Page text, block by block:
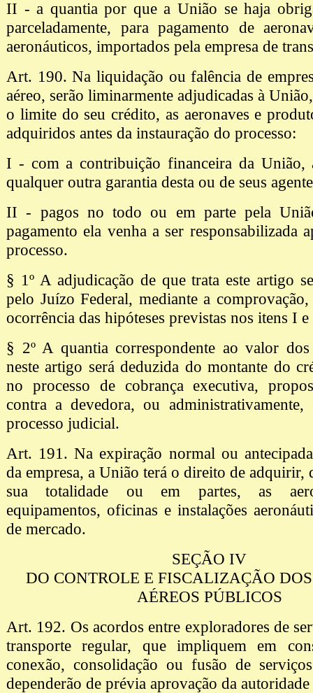
II - a quantia por que a União se haja
parceladamente, para pagamento de
aeronáuticos, importados pela empresa de
Art. 190. Na liquidação ou falência de
aéreo, serão liminarmente adjudicadas à
o limite do seu crédito, as aeronaves e
adquiridos antes da instauração do processo:
I - com a contribuição financeira da União,
qualquer outra garantia desta ou de seus
II - pagos no todo ou em parte pela
pagamento ela venha a ser responsabilizada
processo.
§ 1º A adjudicação de que trata este artigo
pelo Juízo Federal, mediante a
ocorrência das hipóteses previstas nos itens I
§ 2º A quantia correspondente ao valor
neste artigo será deduzida do montante do
no processo de cobrança executiva,
contra a devedora, ou
processo judicial.
Art. 191. Na expiração normal ou
da empresa, a União terá o direito de adquirir,
sua totalidade ou em partes, as
equipamentos, oficinas e instalações
de mercado.
SEÇÃO IV
DO CONTROLE E FISCALIZAÇÃO
AÉREOS PÚBLICOS
Art. 192. Os acordos entre exploradores de
transporte regular, que impliquem em
conexão, consolidação ou fusão de
dependerão de prévia aprovação da